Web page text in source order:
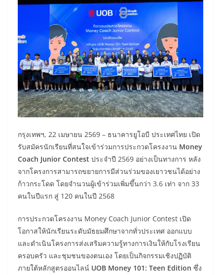
กรุงเทพฯ, 22 เมษายน 2569 – ธนาคารยูโอบี ประเทศไทย เปิด
รับสมัครนักเรียนที่สนใจเข้าร่วมการประกวดโครงงาน Money
Coach Junior Contest ประจำปี 2569 อย่างเป็นทางการ หลัง
จากโครงการสามารถขยายการมีส่วนร่วมของเยาวชนได้อย่าง
ก้าวกระโดด โดยจำนวนผู้เข้าร่วมเพิ่มขึ้นกว่า 3.6 เท่า จาก 33
คนในปีแรก สู่ 120 คนในปี 2568
การประกวดโครงงาน Money Coach Junior Contest เปิด
โอกาสให้นักเรียนระดับมัธยมศึกษาจากทั่วประเทศ ออกแบบ
และดำเนินโครงการส่งเสริมความรู้ทางการเงินให้กับโรงเรียน
ครอบครัว และชุมชนของตนเอง โดยเป็นกิจกรรมเชิงปฏิบัติ
ภายใต้หลักสูตรออนไลน์ UOB Money 101: Teen Edition ซึ่ง